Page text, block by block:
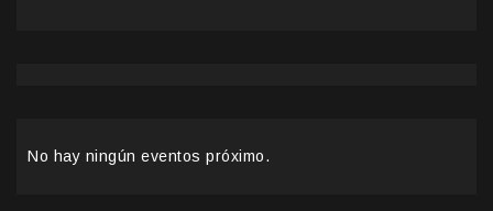
No hay ningún eventos próximo.